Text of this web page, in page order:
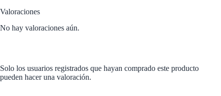
Valoraciones
No hay valoraciones aún.
Solo los usuarios registrados que hayan comprado este producto
pueden hacer una valoración.